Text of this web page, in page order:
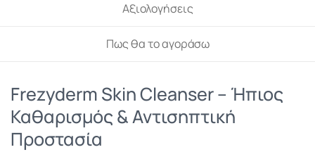
Αξιολογήσεις
Πως θα το αγοράσω
Frezyderm Skin Cleanser – Ήπιος
Καθαρισμός & Αντισηπτική
Προστασία